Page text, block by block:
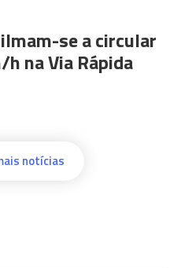
se a circular
na Via Rápida
notícias